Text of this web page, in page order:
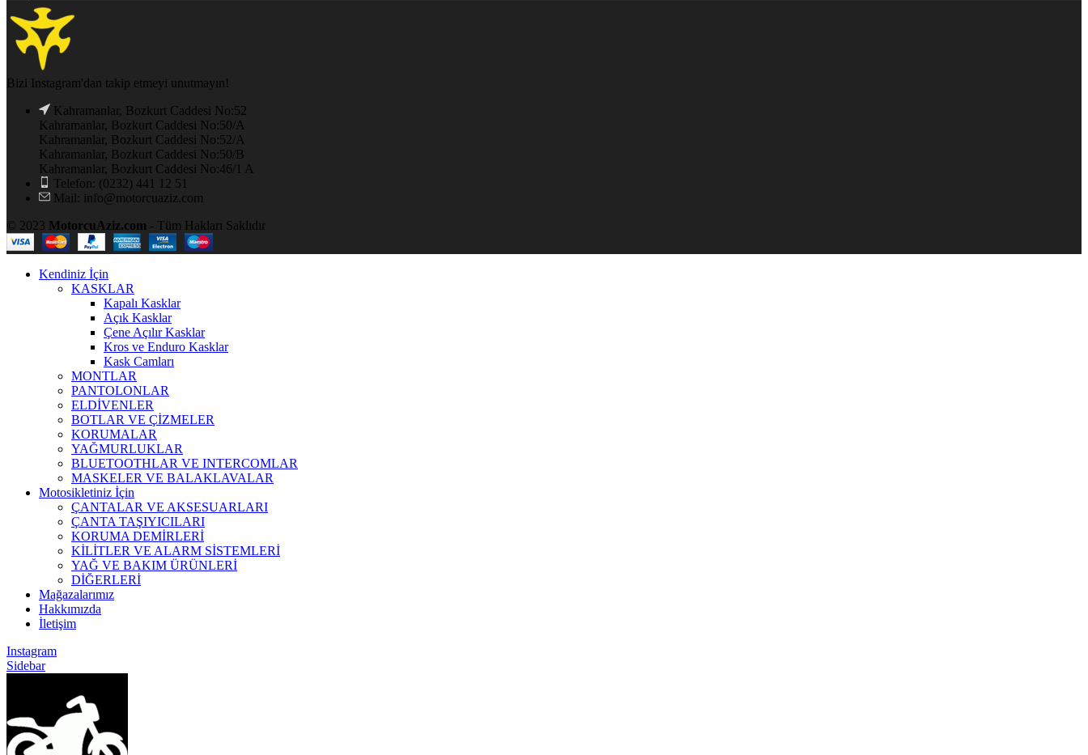
Bizi Instagram'dan takip etmeyi unutmayın!
Kahramanlar, Bozkurt Caddesi No:52
Kahramanlar, Bozkurt Caddesi No:50/A
Kahramanlar, Bozkurt Caddesi No:52/A
Kahramanlar, Bozkurt Caddesi No:50/B
Kahramanlar, Bozkurt Caddesi No:46/1 A
Telefon: (0232) 441 12 51
Mail: info@motorcuaziz.com
© 2023 MotorcuAziz.com - Tüm Hakları Saklıdır
Kendiniz İçin
KASKLAR
Kapalı Kasklar
Açık Kasklar
Çene Açılır Kasklar
Kros ve Enduro Kasklar
Kask Camları
MONTLAR
PANTOLONLAR
ELDİVENLER
BOTLAR VE ÇİZMELER
KORUMALAR
YAĞMURLUKLAR
BLUETOOTHLAR VE INTERCOMLAR
MASKELER VE BALAKLAVALAR
Motosikletiniz İçin
ÇANTALAR VE AKSESUARLARI
ÇANTA TAŞIYICILARI
KORUMA DEMİRLERİ
KİLİTLER VE ALARM SİSTEMLERİ
YAĞ VE BAKIM ÜRÜNLERİ
DİĞERLERİ
Mağazalarımız
Hakkımızda
İletişim
Instagram
Sidebar